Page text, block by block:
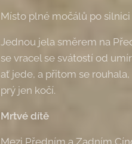
Místo plné močálů po
Jednou jela směrem na
se vracel se svátostí od
ať jede, a přitom se
prý jen kočí.
Mrtvé dítě
Mezi Předním a Zadním